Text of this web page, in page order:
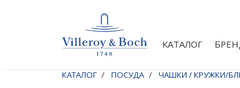
КАТАЛОГ
КАТАЛОГ ПОСУДА ЧАШКИ / КРУЖКИ/